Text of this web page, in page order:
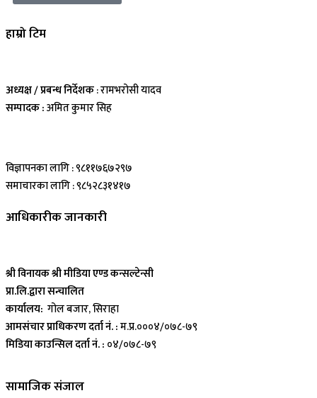
हाम्रो टिम
अध्यक्ष / प्रबन्ध निर्देशक: रामभरोसी यादव
सम्पादक :अमित कुमार सिह
विज्ञापनका लागि : ९८११७६७२९७
समाचारका लागि : ९८५२८३१४१७
आधिकारीक जानकारी
श्री विनायक श्री मीडिया एण्ड कन्सल्टेन्सी
प्रा.लि.द्वारा सन्चालित
कार्यालय: गोल बजार, सिराहा
आमसंचार प्राधिकरण दर्ता नं. :म.प्र.०००४/०७८-७९
मिडिया काउन्सिल दर्ता नं. : ०४/०७८-७९
सामाजिक संजाल